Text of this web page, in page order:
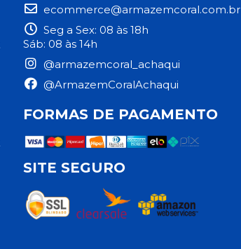
ecommerce@armazemcoral.com.br
Seg a Sex: 08 às 18h
Sáb: 08 às 14h
@armazemcoral_achaqui
@ArmazemCoralAchaqui
FORMAS DE PAGAMENTO
SITE SEGURO